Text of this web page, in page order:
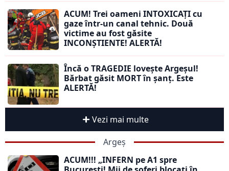
ACUM! Trei oameni INTOXICAȚI cu
gaze într-un canal tehnic. Două
victime au fost găsite
INCONȘTIENTE! ALERTĂ!
Încă o TRAGEDIE lovește Argeșul!
Bărbat găsit MORT în șanț. Este
ALERTĂ!
Vezi mai multe
Argeș
ACUM!!! „INFERN pe A1 spre